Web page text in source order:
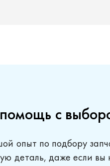
с
опыт по подбору
деталь, даже если вы